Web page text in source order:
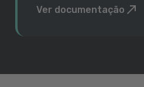
Ver documentação